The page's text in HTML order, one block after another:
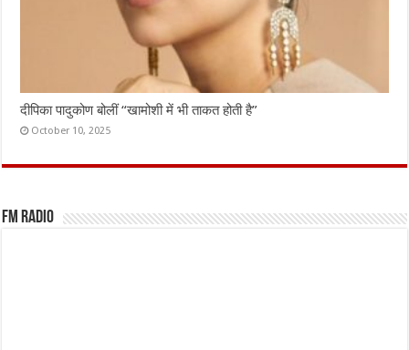
दीपिका पादुकोण बोलीं “खामोशी में भी ताकत होती है”
October 10, 2025
FM Radio